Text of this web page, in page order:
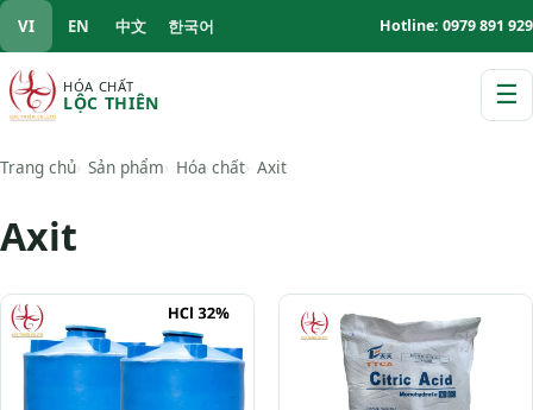
VI EN 中文 한국어 Hotline: 0979 891 929
HÓA CHẤT
LỘC THIÊN ☰
Trang chủ Sản phẩm Hóa chất Axit
Axit